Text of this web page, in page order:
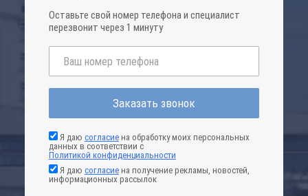
Оставьте свой номер телефона и специалист
перезвонит через 1 минуту
Заказать звонок
Я даю согласиена обработку моих персональных
данных в соответствии с
Политикой конфиденциальности
Я даю согласиена получение рекламы, новостей,
информационных рассылок